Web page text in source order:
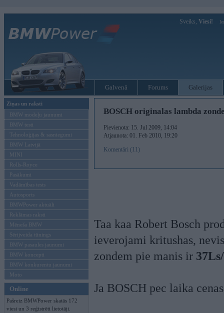
Sveiks, Viesi!
Galvenā Forums Galerijas
Ziņas un raksti
BMW modeļu jaunumi
BMW testi
Tehnoloģijas & sasniegumi
BMW Latvijā
MINI
Rolls-Royce
Pasākumi
Vadāmības tests
Autosports
BMWPower aktuāli
Reklāmas raksti
Mēneša BMW
Sērijveida tūnings
BMW pasaules jaunumi
BMW koncepti
BMW konkurentu jaunumi
Moto
Online
Pašreiz BMWPower skatās 172
viesi un 3 reģistrēti lietotāji.
BOSCH originalas lambda
Pievienota: 15. Jul 2009, 14:04
Atjaunota: 01. Feb 2010, 19:20
Komentāri (11)
Taa kaa Robert Bosch
ieverojami kritushas,
zondem pie manis ir
Ja BOSCH pec laika